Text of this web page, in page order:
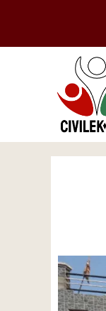
tartalomba